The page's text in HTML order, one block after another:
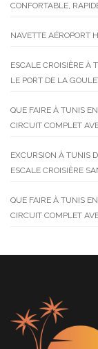
CONFORTABLE,
NAVETTE AÉROPORT
ESCALE CROISIÈRE À
LE PORT DE LA
QUE FAIRE À TUNIS
CIRCUIT COMPLET
EXCURSION À TUNIS
ESCALE CROISIÈRE
QUE FAIRE À TUNIS
CIRCUIT COMPLET